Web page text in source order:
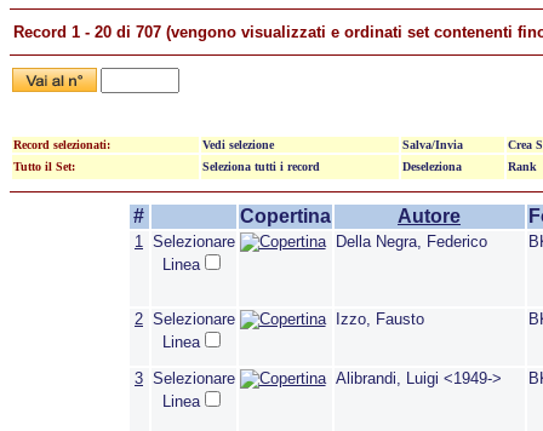
Record 1 - 20 di 707 (vengono visualizzati e ordinati set contenenti
Record selezionati: Vedi selezione Salva/Invia
Crea
Tutto il Set:
Seleziona tutti i record Deseleziona Rank
# Copertina Autore
1 Selezionare
Linea
Della Negra, Federico
2 Selezionare
Linea
Izzo, Fausto
3 Selezionare
Linea
Alibrandi, Luigi <1949->